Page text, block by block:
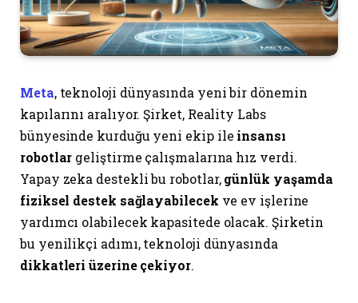
Meta, teknoloji dünyasında yeni bir dönemin
kapılarını aralıyor. Şirket, Reality Labs
bünyesinde kurduğu yeni ekip ile insansı
robotlar geliştirme çalışmalarına hız verdi.
Yapay zeka destekli bu robotlar,günlük yaşamda
fiziksel destek sağlayabilecek ve ev işlerine
yardımcı olabilecek kapasitede olacak. Şirketin
bu yenilikçi adımı, teknoloji dünyasında
dikkatleri üzerine çekiyor.